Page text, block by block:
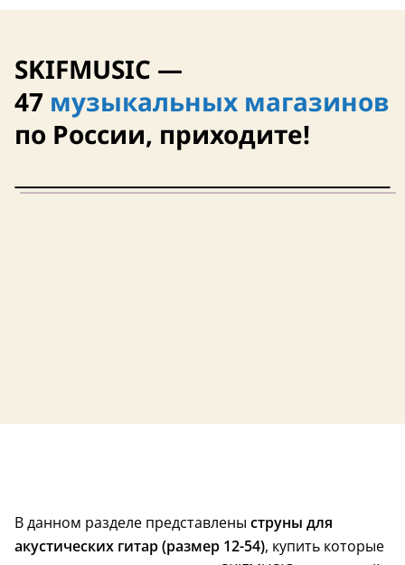
Россия США
SKIFMUSIC —
47 музыкальных магазинов
по России, приходите!
В данном разделе представлены струны для
акустических гитар (размер 12-54), купить которые